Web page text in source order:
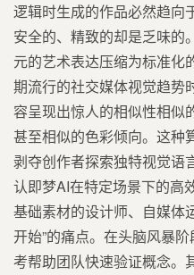
逻辑时生成的作品必然趋向
安全的、精致的却是乏味的
元的艺术表达压缩为标准化
期流行的社交媒体视觉趋势
容呈现出惊人的相似性相似
甚至相似的色彩倾向。这种
剥夺创作者探索独特视觉语
认即梦AI在特定场景下的高
基础素材的设计师、自媒体
开始”的痛点。在头脑风暴
考帮助团队快速验证概念。